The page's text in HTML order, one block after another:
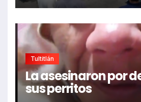
Tultitlán
La asesinaron por
sus perritos